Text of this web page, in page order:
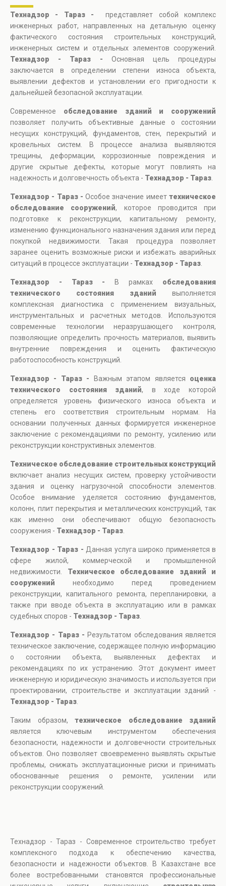
Технадзор - Тараз - представляет собой комплекс
инженерных работ, направленных на детальную оценку
фактического состояния строительных конструкций,
инженерных систем и отдельных элементов сооружений.
Технадзор - Тараз - Основная цель процедуры
заключается в определении степени износа объекта,
выявлении дефектов и установлении его пригодности к
дальнейшей безопасной эксплуатации.
Современное обследование зданий и сооружений
позволяет получить объективные данные о состоянии
несущих конструкций, фундаментов, стен, перекрытий и
кровельных систем. В процессе анализа выявляются
трещины, деформации, коррозионные повреждения и
другие скрытые дефекты, которые могут повлиять на
надежность и долговечность объекта - Технадзор - Тараз
Технадзор - Тараз -Особое значение имееттехническое
обследование сооружений, которое проводится при
подготовке к реконструкции, капитальному ремонту,
изменению функционального назначения здания или перед
покупкой недвижимости. Такая процедура позволяет
заранее оценить возможные риски и избежать аварийных
ситуаций в процессе эксплуатации - Технадзор - Тараз
Технадзор - Тараз - В рамках обследования
технического состояния зданий выполняется
комплексная диагностика с применением визуальных,
инструментальных и расчетных методов. Используются
современные технологии неразрушающего контроля,
позволяющие определить прочность материалов, выявить
внутренние повреждения и оценить фактическую
работоспособность конструкций.
Технадзор - Тараз - Важным этапом является оценка
технического состояния зданий, в ходе которой
определяется уровень физического износа объекта и
степень его соответствия строительным нормам. На
основании полученных данных формируется инженерное
заключение с рекомендациями по ремонту, усилению или
реконструкции конструктивных элементов.
Техническое обследование строительных конструкций
включает анализ несущих систем, проверку устойчивости
здания и оценку нагрузочной способности элементов.
Особое внимание уделяется состоянию фундаментов,
колонн, плит перекрытия и металлических конструкций, так
как именно они обеспечивают общую безопасность
сооружения - Технадзор - Тараз
Технадзор - Тараз - Данная услуга широко применяется в
сфере жилой, коммерческой и промышленной
недвижимости. Техническое обследование зданий и
сооружений необходимо перед проведением
реконструкции, капитального ремонта, перепланировки, а
также при вводе объекта в эксплуатацию или в рамках
судебных споров - Технадзор - Тараз
Технадзор - Тараз - Результатом обследования является
техническое заключение, содержащее полную информацию
о состоянии объекта, выявленных дефектах и
рекомендациях по их устранению. Этот документ имеет
инженерную и юридическую значимость и используется при
проектировании, строительстве и эксплуатации зданий -
Технадзор - Тараз
Таким образом, техническое обследование зданий
является ключевым инструментом обеспечения
безопасности, надежности и долговечности строительных
объектов. Оно позволяет своевременно выявлять скрытые
проблемы, снижать эксплуатационные риски и принимать
обоснованные решения о ремонте, усилении или
реконструкции сооружений.
Технадзор - Тараз - Современное строительство требует
комплексного подхода к обеспечению качества,
безопасности и надежности объектов. В Казахстане все
более востребованными становятся профессиональные